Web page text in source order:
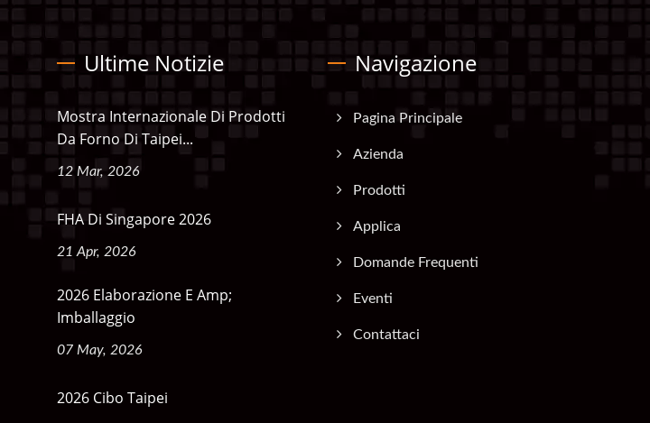
Ultime Notizie
Mostra Internazionale Di Prodotti
Da Forno Di Taipei...
12 Mar, 2026
FHA Di Singapore 2026
21 Apr, 2026
2026 Elaborazione E Amp;
Imballaggio
07 May, 2026
2026 Cibo Taipei
Navigazione
Pagina Principale
Azienda
Prodotti
Applica
Domande Frequenti
Eventi
Contattaci